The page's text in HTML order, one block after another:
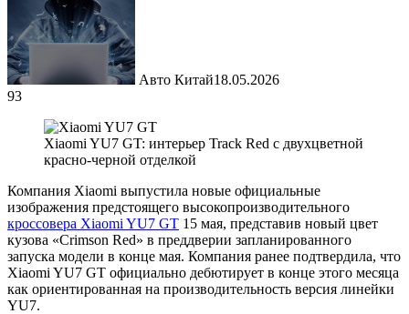
Авто Китай18.05.2026
93
Xiaomi YU7 GT: интерьер Track Red с двухцветной
красно-черной отделкой
Компания Xiaomi выпустила новые официальные
изображения предстоящего высокопроизводительного
кроссовера Xiaomi YU7 GT 15 мая, представив новый цвет
кузова «Crimson Red» в преддверии запланированного
запуска модели в конце мая. Компания ранее подтвердила, что
Xiaomi YU7 GT официально дебютирует в конце этого месяца
как ориентированная на производительность версия линейки
YU7.